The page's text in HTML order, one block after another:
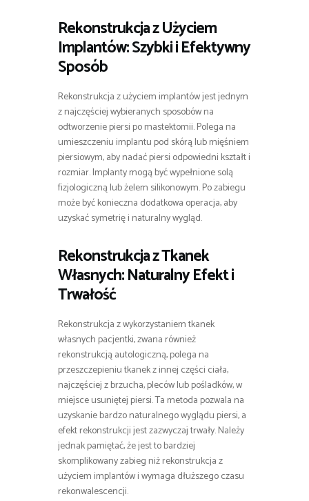
Rekonstrukcja z Użyciem
Implantów: Szybki i Efektywny
Sposób
Rekonstrukcja z użyciem implantów jest jednym
z najczęściej wybieranych sposobów na
odtworzenie piersi po mastektomii. Polega na
umieszczeniu implantu pod skórą lub mięśniem
piersiowym, aby nadać piersi odpowiedni kształt i
rozmiar. Implanty mogą być wypełnione solą
fizjologiczną lub żelem silikonowym. Po zabiegu
może być konieczna dodatkowa operacja, aby
uzyskać symetrię i naturalny wygląd.
Rekonstrukcja z Tkanek
Własnych: Naturalny Efekt i
Trwałość
Rekonstrukcja z wykorzystaniem tkanek
własnych pacjentki, zwana również
rekonstrukcją autologiczną, polega na
przeszczepieniu tkanek z innej części ciała,
najczęściej z brzucha, pleców lub pośladków, w
miejsce usuniętej piersi. Ta metoda pozwala na
uzyskanie bardzo naturalnego wyglądu piersi, a
efekt rekonstrukcji jest zazwyczaj trwały. Należy
jednak pamiętać, że jest to bardziej
skomplikowany zabieg niż rekonstrukcja z
użyciem implantów i wymaga dłuższego czasu
rekonwalescencji.